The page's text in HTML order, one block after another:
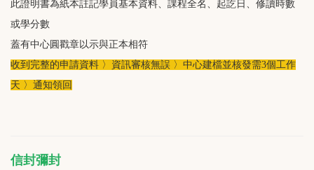
此證明書為紙本註記學員基本資料、課程全名、起訖日、修讀時數
或學分數
蓋有中心圓戳章以示與正本相符
收到完整的申請資料 〉資訊審核無誤 〉中心建檔並核發需3個工作
天 〉通知領回
信封彌封